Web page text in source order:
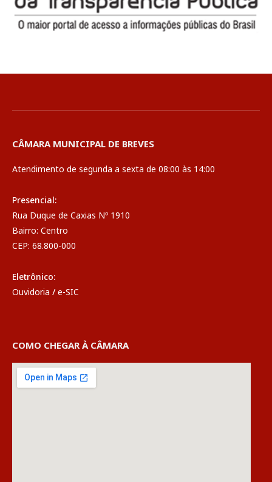
CÂMARA MUNICIPAL DE BREVES
Atendimento de segunda a sexta de 08:00 às 14:00
Presencial:
Rua Duque de Caxias Nº 1910
Bairro: Centro
CEP: 68.800-000
Eletrônico:
Ouvidoria / e-SIC
COMO CHEGAR À CÂMARA